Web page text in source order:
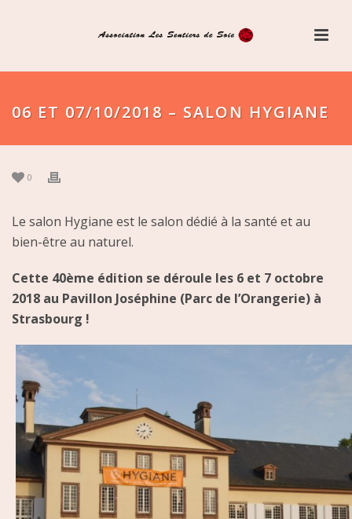
06 ET 07/10/2018 – SALON HYGIANE
0
Le salon Hygiane est le salon dédié à la santé et au
bien-être au naturel.
Cette 40ème édition se déroule les 6 et 7 octobre
2018 au Pavillon Joséphine (Parc de l’Orangerie) à
Strasbourg !